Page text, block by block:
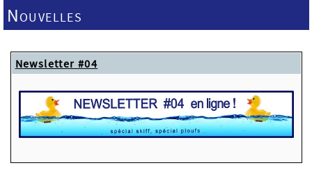
Nouvelles
Newsletter #04